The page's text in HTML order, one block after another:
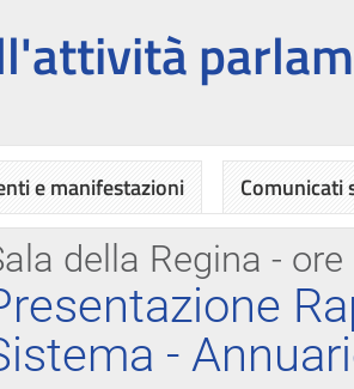
della Regina - ore
-
e manifestazioni Comunicati